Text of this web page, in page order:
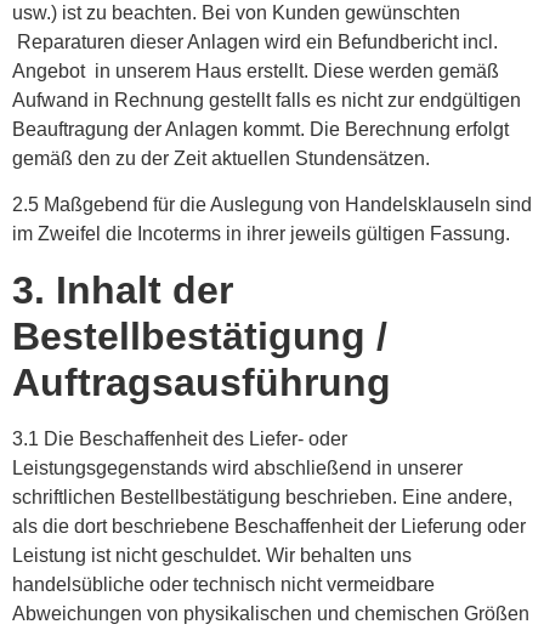
usw.) ist zu beachten. Bei von Kunden gewünschten
Reparaturen dieser Anlagen wird ein Befundbericht incl.
Angebot in unserem Haus erstellt. Diese werden gemäß
Aufwand in Rechnung gestellt falls es nicht zur endgültigen
Beauftragung der Anlagen kommt. Die Berechnung erfolgt
gemäß den zu der Zeit aktuellen Stundensätzen.
2.5 Maßgebend für die Auslegung von Handelsklauseln sind
im Zweifel die Incoterms in ihrer jeweils gültigen Fassung.
3. Inhalt der
Bestellbestätigung /
Auftragsausführung
3.1 Die Beschaffenheit des Liefer- oder
Leistungsgegenstands wird abschließend in unserer
schriftlichen Bestellbestätigung beschrieben. Eine andere,
als die dort beschriebene Beschaffenheit der Lieferung oder
Leistung ist nicht geschuldet. Wir behalten uns
handelsübliche oder technisch nicht vermeidbare
Abweichungen von physikalischen und chemischen Größen